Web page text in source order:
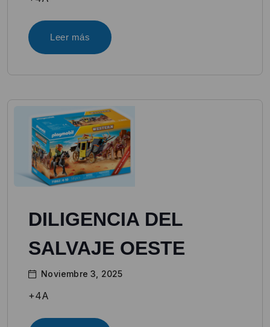
Leer más
DILIGENCIA DEL
SALVAJE OESTE
Noviembre 3, 2025
+4A